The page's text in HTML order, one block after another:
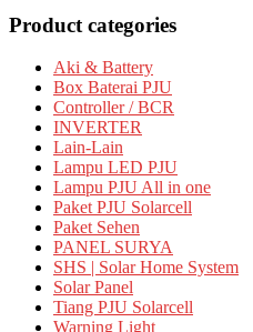
Product categories
Aki & Battery
Box Baterai PJU
Controller / BCR
INVERTER
Lain-Lain
Lampu LED PJU
Lampu PJU All in one
Paket PJU Solarcell
Paket Sehen
PANEL SURYA
SHS | Solar Home System
Solar Panel
Tiang PJU Solarcell
Warning Light